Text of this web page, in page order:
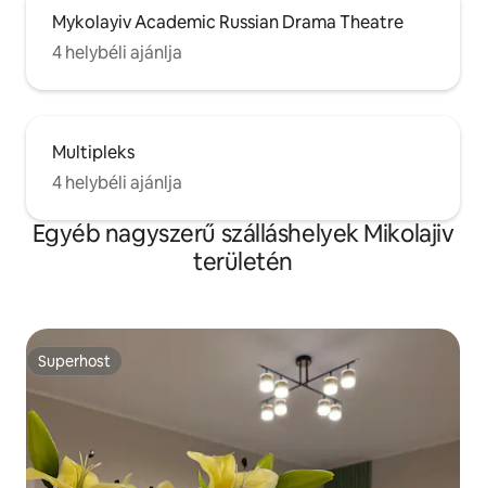
Mykolayiv Academic Russian Drama Theatre
4 helybéli ajánlja
Multipleks
4 helybéli ajánlja
Egyéb nagyszerű szálláshelyek Mikolajiv
területén
Superhost
Superhost